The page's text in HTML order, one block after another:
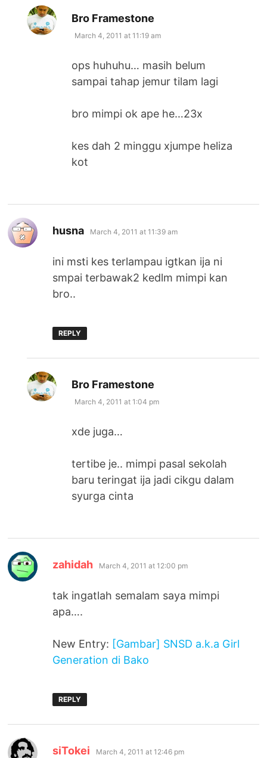
Bro Framestone
March 4, 2011 at 11:19 am
ops huhuhu… masih belum
sampai tahap jemur tilam lagi
bro mimpi ok ape he…23x
kes dah 2 minggu xjumpe heliza
kot
husna says:
March 4, 2011 at 11:39 am
ini msti kes terlampau igtkan ija ni
smpai terbawak2 kedlm mimpi kan
bro..
REPLY
Bro Framestone
March 4, 2011 at 1:04 pm
xde juga…
tertibe je.. mimpi pasal sekolah
baru teringat ija jadi cikgu dalam
syurga cinta
zahidah says:
March 4, 2011 at 12:00 pm
tak ingatlah semalam saya mimpi
apa….
New Entry: [Gambar] SNSD a.k.a Girl
Generation di Bako
REPLY
siTokei says:
March 4, 2011 at 12:46 pm